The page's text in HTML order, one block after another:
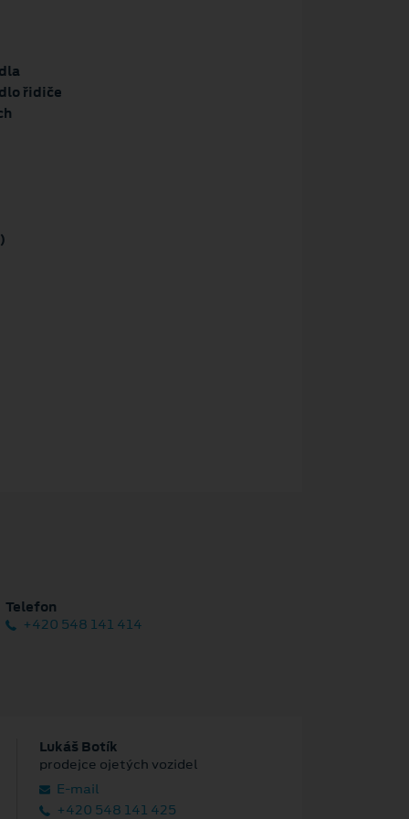
řidiče
Telefon
+420 548 141 414
Lukáš Botík
prodejce ojetých vozidel
E‑mail
+420 548 141 425